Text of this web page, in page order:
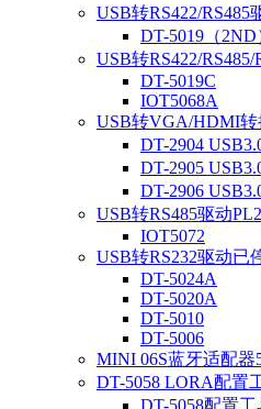
USB转RS422/RS485
DT-5019（2ND
USB转RS422/RS485/
DT-5019C
IOT5068A
USB转VGA/HDMI转
DT-2904
DT-2905
DT-2906
USB转RS485驱动
IOT5072
USB转RS232驱动已
DT-5024A
DT-5020A
DT-5010
DT-5006
MINI 06S蓝牙适配器
DT-5058 LORA配置
DT-5058配置工